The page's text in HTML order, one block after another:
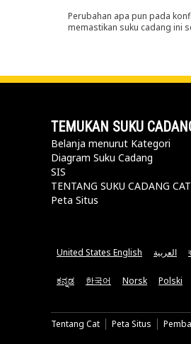
Perubahan apa pun pada
memastikan suku cadang ini
TEMUKAN SUKU
Belanja menurut Kategori
Diagram Suku Cadang
SIS
TENTANG SUKU CADANG CAT
Peta Situs
United States English العربية
ಕನ್ನಡ 한국어 Norsk Polski
Tentang Cat Peta Situs